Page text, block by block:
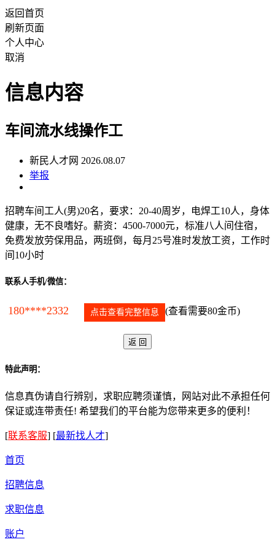
返回首页
刷新页面
个人中心
取消
信息内容
车间流水线操作工
新民人才网 2026.08.07
举报
招聘车间工人(男)20名，要求：20-40周岁，电焊工10人，身体
健康，无不良嗜好。薪资：4500-7000元，标准八人间住宿，
免费发放劳保用品，两班倒，每月25号准时发放工资，工作时
间10小时
联系人手机/微信：
180****2332 点击查看完整信息 (查看需要80金币)
特此声明：
信息真伪请自行辨别，求职应聘须谨慎，网站对此不承担任何
保证或连带责任! 希望我们的平台能为您带来更多的便利！
[联系客服] [最新找人才]
首页
招聘信息
求职信息
账户